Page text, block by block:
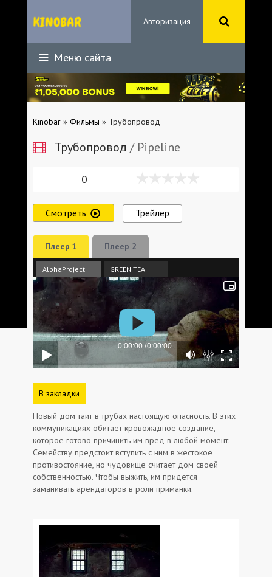
Авторизация
Меню сайта
Kinobar » Фильмы » Трубопровод
Трубопровод / Pipeline
0
Смотреть Трейлер
Плеер 1 Плеер 2
AlphaProject GREEN TEA
В закладки
Новый дом таит в трубах настоящую опасность. В этих
коммуникациях обитает кровожадное создание,
которое готово причинить им вред в любой момент.
Семейству предстоит вступить с ним в жестокое
противостояние, но чудовище считает дом своей
собственностью. Чтобы выжить, им придется
заманивать арендаторов в роли приманки.